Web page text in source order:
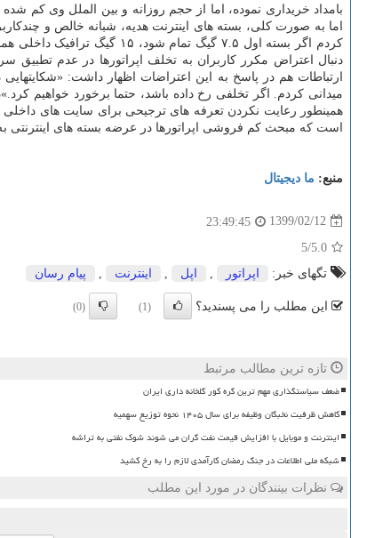
بامداد خریداری نموده، اما از حجم روزانه و بین الملل وی کم
کردم اگر بسته اول ۷.۵ گیگ تمام شود، ۱۵ گیگ ترافیک داخلی همچنان پابرجا می باشد. اما گویا از شیوه دزدی سر در نمی آورم و کلاه سرم رفته است.
دنبال اعتراض مکرر کاربران به تخلف اپراتورها در عدم
ارتباطات هم در پاسخ به این اعتراضات اظهار داشت:
میدانی کردم. اگر تخلفی رخ داده باشد، حتما برخورد خواهیم
است که مبحث کم فروشی اپراتورها در عرضه بسته های اینترنتی
منبع: ما دیجیتال
1399/02/12
23:49:45
5.0
/5
تگهای خبر:
اپراتور , اپل , اینترنت , پیام رسان
این مطلب را می پسندید؟ (1)
(0)
تازه ترین مطالب مرتبط
ضعف سیاستگذاری مهم ترین گره کور گلخانه داری ایران
کاهش ظرفیت نخبگان وظیفه برای سال ۱۴۰۵ نحوه توزیع سهمیه
اینترنت و موبایل با افزایش قیمت نفت گران می شوند شوک نفتی به تراشه
شبکه ملی اطلاعات در جنگ رمضان کارآمدی لازم را به رخ کشید
نظرات بینندگان در مورد این مطلب